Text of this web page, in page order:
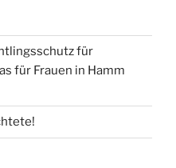
für
für Frauen in Hamm